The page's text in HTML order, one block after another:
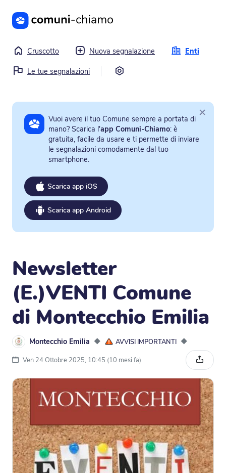
Vai al contenuto principale
Cruscotto Nuova segnalazione
Enti
Le tue segnalazioni
Vuoi avere il tuo Comune sempre a portata di
mano? Scarica l'app Comuni-Chiamo: è
gratuita, facile da usare e ti permette di inviare
le segnalazioni comodamente dal tuo
smartphone.
Scarica app iOS
Scarica app Android
×
Newsletter
(E.)VENTI Comune
di Montecchio Emilia
Montecchio Emilia ◆ AVVISI IMPORTANTI ◆
Ven 24 Ottobre 2025, 10:45 (10 mesi fa)